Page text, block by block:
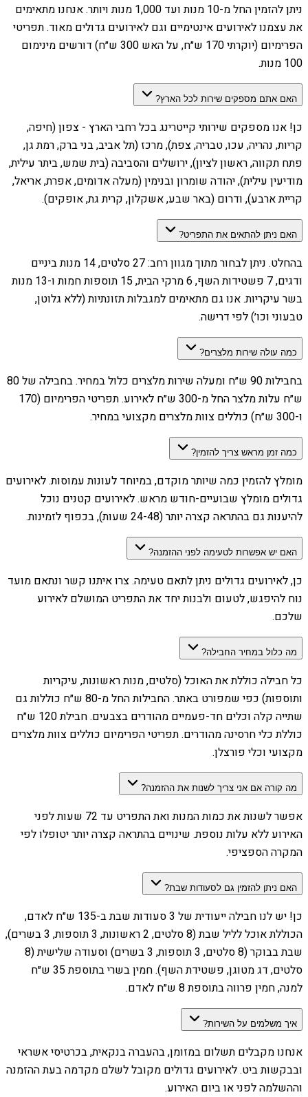
ניתן להזמין החל מ-10 מנות ועד 1,000 מנות ויותר. אנחנו מתאימים
את עצמנו לאירועים אינטימיים וגם לאירועים גדולים מאוד. תפריטי
הפרימיום (יוקרתי 170 ש״ח, על האש 300 ש״ח) דורשים מינימום
100 מנות.
האם אתם מספקים שירות לכל הארץ?
כן! אנו מספקים שירותי קייטרינג בכל רחבי הארץ - צפון (חיפה,
קריות, נהריה, עכו, טבריה, צפת), מרכז (תל אביב, בני ברק, רמת גן,
פתח תקווה, ראשון לציון), ירושלים והסביבה (בית שמש, ביתר עילית,
מודיעין עילית), יהודה שומרון ובנימין (מעלה אדומים, אפרת, אריאל,
קריית ארבע), ודרום (באר שבע, אשקלון, קרית גת, אופקים).
האם ניתן להתאים את התפריט?
בהחלט. ניתן לבחור מתוך מגוון רחב: 27 סלטים, 14 מנות ביניים
ודגים, 7 פשטידות השף, 6 מרקי הבית, 15 תוספות חמות ו-13 מנות
בשר עיקריות. אנו גם מתאימים למגבלות תזונתיות (ללא גלוטן,
טבעוני וכו׳) לפי דרישה.
כמה עולה שירות מלצרים?
בחבילות 90 ש״ח ומעלה שירות מלצרים כלול במחיר. בחבילה של 80
ש״ח עלות מלצר החל מ-300 ש״ח לאירוע. תפריטי הפרימיום (170
ו-300 ש״ח) כוללים צוות מלצרים מקצועי במחיר.
כמה זמן מראש צריך להזמין?
מומלץ להזמין כמה שיותר מוקדם, במיוחד לעונות עמוסות. לאירועים
גדולים מומלץ שבועיים-חודש מראש. לאירועים קטנים נוכל
להיענות גם בהתראה קצרה יותר (24-48 שעות), בכפוף לזמינות.
האם יש אפשרות לטעימה לפני ההזמנה?
כן, לאירועים גדולים ניתן לתאם טעימה. צרו איתנו קשר ונתאם מועד
נוח להיפגש, לטעום ולבנות יחד את התפריט המושלם לאירוע
שלכם.
מה כלול במחיר החבילה?
כל חבילה כוללת את האוכל (סלטים, מנות ראשונות, עיקריות
ותוספות) כפי שמפורט באתר. החבילות החל מ-80 ש״ח כוללות גם
שתייה קלה וכלים חד-פעמיים מהודרים בצבעים. חבילת 120 ש״ח
כוללת כלי חרסינה מהודרים. תפריטי הפרימיום כוללים צוות מלצרים
מקצועי וכלי פורצלן.
מה קורה אם אני צריך לשנות את ההזמנה?
אפשר לשנות את כמות המנות ואת התפריט עד 72 שעות לפני
האירוע ללא עלות נוספת. שינויים בהתראה קצרה יותר יטופלו לפי
המקרה הספציפי.
האם ניתן להזמין גם לסעודות שבת?
כן! יש לנו חבילה ייעודית של 3 סעודות שבת ב-135 ש״ח לאדם,
הכוללת אוכל לליל שבת (8 סלטים, 2 ראשונות, 3 תוספות, 3 בשרים),
שבת בבוקר (8 סלטים, 3 תוספות, 3 בשרים) וסעודה שלישית (8
סלטים, דג מטוגן, פשטידת השף). חמין בשרי בתוספת 35 ש״ח
למנה, חמין פרווה בתוספת 8 ש״ח לאדם.
איך משלמים על השירות?
אנחנו מקבלים תשלום במזומן, בהעברה בנקאית, בכרטיסי אשראי
ובבקשות ביט. לאירועים גדולים מקובל לשלם מקדמה בעת ההזמנה
וההשלמה לפני או ביום האירוע.